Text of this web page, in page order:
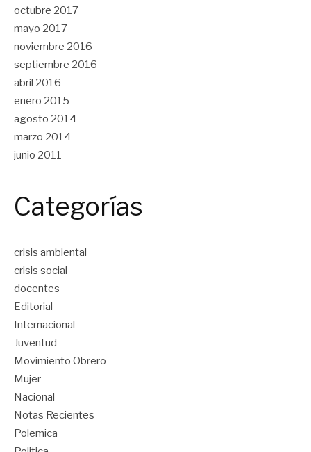
octubre 2017
mayo 2017
noviembre 2016
septiembre 2016
abril 2016
enero 2015
agosto 2014
marzo 2014
junio 2011
Categorías
crisis ambiental
crisis social
docentes
Editorial
Internacional
Juventud
Movimiento Obrero
Mujer
Nacional
Notas Recientes
Polemica